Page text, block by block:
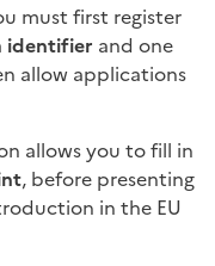
must first register
identifier and one
allow applications
allows you to fill in
, before presenting
in the EU